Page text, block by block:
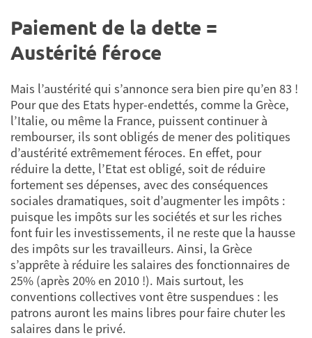
Paiement de la dette =
Austérité féroce
Mais l’austérité qui s’annonce sera bien pire qu’en 83 !
Pour que des Etats hyper-endettés, comme la Grèce,
l’Italie, ou même la France, puissent continuer à
rembourser, ils sont obligés de mener des politiques
d’austérité extrêmement féroces. En effet, pour
réduire la dette, l’Etat est obligé, soit de réduire
fortement ses dépenses, avec des conséquences
sociales dramatiques, soit d’augmenter les impôts :
puisque les impôts sur les sociétés et sur les riches
font fuir les investissements, il ne reste que la hausse
des impôts sur les travailleurs. Ainsi, la Grèce
s’apprête à réduire les salaires des fonctionnaires de
25% (après 20% en 2010 !). Mais surtout, les
conventions collectives vont être suspendues : les
patrons auront les mains libres pour faire chuter les
salaires dans le privé.